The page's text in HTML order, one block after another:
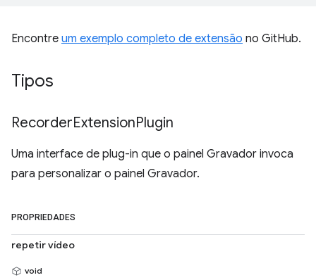
Encontre um exemplo completo de extensão no GitHub.
Tipos
RecorderExtensionPlugin
Uma interface de plug-in que o painel Gravador invoca
para personalizar o painel Gravador.
PROPRIEDADES
repetir vídeo
void